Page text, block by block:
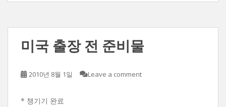
미국 출장 전 준비물
2010년 8월 1일 Leave a comment
* 챙기기 완료